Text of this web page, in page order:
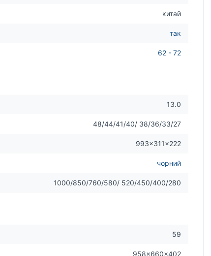
китай
так
62 - 72
13.0
48/44/41/40/ 38/36/33/27
993×311×222
чорний
1000/850/760/580/ 520/450/400/280
59
958×660×402